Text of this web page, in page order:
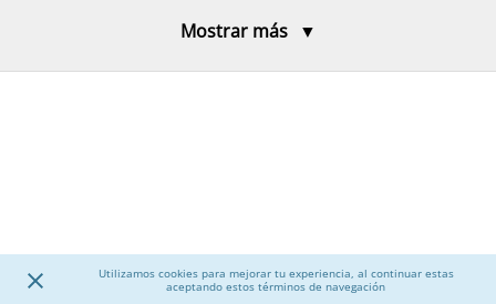
Utilizamos cookies para mejorar tu experiencia, al continuar estas
aceptando estos términos de navegación
toda la familia. Aquí encontrarás modelos pensados
Calzado para Mujer
Descubre una amplia selección decalzado para mujer
Mostrar más